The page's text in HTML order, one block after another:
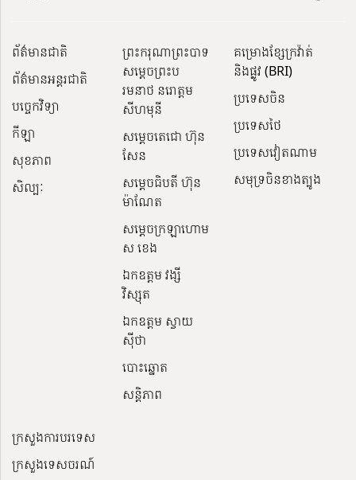
ព័ត៌មានជាតិ
ព័ត៌មានអន្តរជាតិ
បច្ចេកវិទ្យា
កីឡា
សុខភាព
សិល្បៈ
ព្រះករុណាព្រះបាទ
សម្តេចព្រះប
រមនាថ នរោត្តម
សីហមុនី
សម្តេចតេជោ ហ៊ុន
សែន
សម្ដេចធិបតី ហ៊ុន
ម៉ាណែត
សម្ដេចក្រឡាហោម
ស ខេង
ឯកឧត្តម វង្សី
វិស្សុត
ឯកឧត្តម ស្វាយ
ស៊ីថា
បោះឆ្នោត
សន្តិភាព
គម្រោងខ្សែក្រវ៉ាត់
និងផ្លូវ (BRI)
ប្រទេសចិន
ប្រទេសថៃ
ប្រទេសវៀតណាម
សមុទ្រចិនខាងត្បូង
ក្រសួងការបរទេស
ក្រសួងទេសចរណ៍